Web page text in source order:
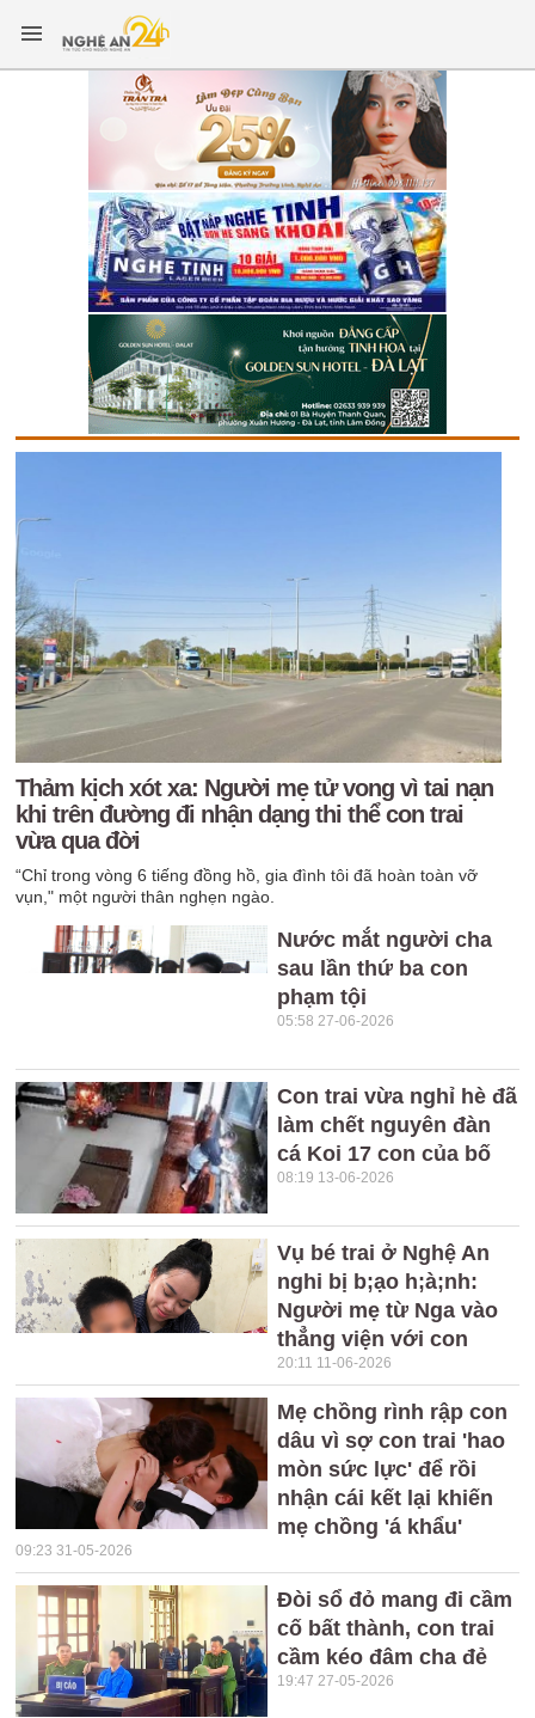
Thảm kịch xót xa: Người mẹ tử vong vì tai nạn
khi trên đường đi nhận dạng thi thể con trai
vừa qua đời
“Chỉ trong vòng 6 tiếng đồng hồ, gia đình tôi đã hoàn toàn vỡ
vụn," một người thân nghẹn ngào.
Nước mắt người cha
sau lần thứ ba con
phạm tội
05:58 27-06-2026
Con trai vừa nghỉ hè đã
làm chết nguyên đàn
cá Koi 17 con của bố
08:19 13-06-2026
Vụ bé trai ở Nghệ An
nghi bị b;ạo h;à;nh:
Người mẹ từ Nga vào
thẳng viện với con
20:11 11-06-2026
Mẹ chồng rình rập con
dâu vì sợ con trai 'hao
mòn sức lực' để rồi
nhận cái kết lại khiến
mẹ chồng 'á khẩu'
09:23 31-05-2026
Đòi sổ đỏ mang đi cầm
cố bất thành, con trai
cầm kéo đâm cha đẻ
19:47 27-05-2026